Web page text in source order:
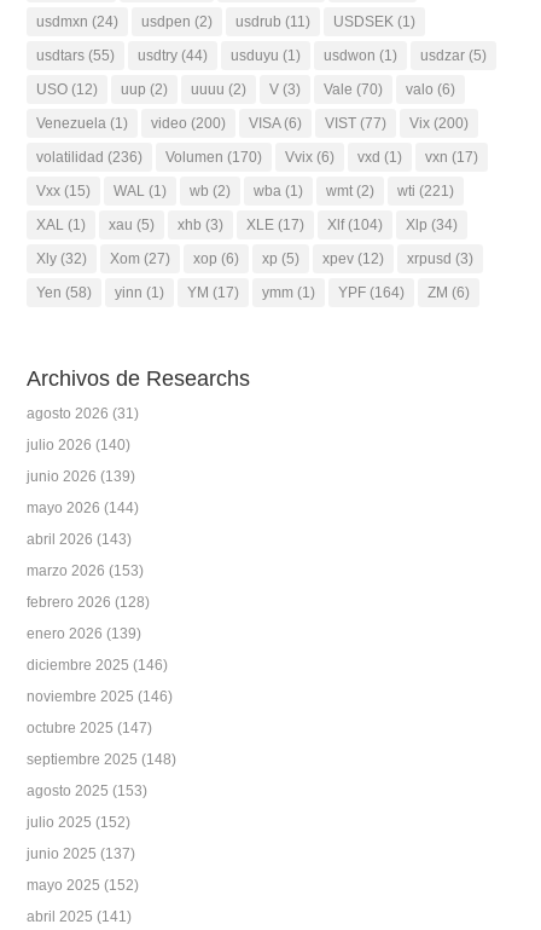
usdmxn (24) usdpen (2) usdrub (11) USDSEK (1)
usdtars (55) usdtry (44) usduyu (1) usdwon (1) usdzar (5)
USO (12) uup (2) uuuu (2) V (3) Vale (70) valo (6)
Venezuela (1) video (200) VISA(6) VIST (77) Vix (200)
volatilidad (236) Volumen (170) Vvix (6) vxd (1) vxn (17)
Vxx (15) WAL (1) wb (2) wba (1) wmt (2) wti (221)
XAL (1) xau (5) xhb (3) XLE (17) Xlf(104) Xlp (34)
Xly (32) Xom (27) xop (6) xp (5) xpev (12) xrpusd (3)
Yen (58) yinn (1) YM (17) ymm (1) YPF (164) ZM (6)
Archivos de Researchs
agosto 2026 (31)
julio 2026 (140)
junio 2026 (139)
mayo 2026 (144)
abril 2026 (143)
marzo 2026 (153)
febrero 2026 (128)
enero 2026 (139)
diciembre 2025 (146)
noviembre 2025 (146)
octubre 2025 (147)
septiembre 2025 (148)
agosto 2025 (153)
julio 2025 (152)
junio 2025 (137)
mayo 2025 (152)
abril 2025 (141)